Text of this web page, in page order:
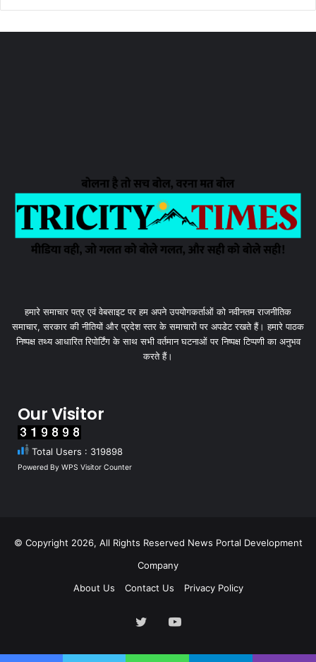
हमारे समाचार पत्र एवं वेबसाइट पर हम अपने उपयोगकर्ताओं को नवीनतम राजनीतिक
समाचार, सरकार की नीतियों और प्रदेश स्तर के समाचारों पर अपडेट रखते हैं। हमारे पाठक
निष्पक्ष तथ्य आधारित रिपोर्टिंग के साथ सभी वर्तमान घटनाओं पर निष्पक्ष टिप्पणी का अनुभव
करते हैं।
Our Visitor
Total Users : 319898
Powered By WPS Visitor Counter
© Copyright 2026, All Rights Reserved News Portal Development
Company
About Us
Contact Us Privacy Policy
TwitterYouTube